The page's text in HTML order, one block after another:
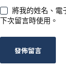
將我的姓名、電
下次留言時使用。
發佈留言